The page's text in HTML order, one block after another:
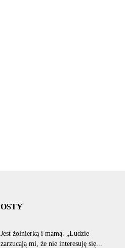
Jest żołnierką i mamą. „Ludzie
zarzucają mi, że nie interesuję się...